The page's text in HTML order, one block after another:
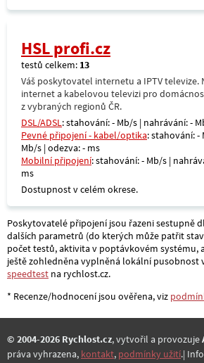
HSL profi.cz
testů celkem: 13
Váš poskytovatel internetu a IPTV televize.
internet a kabelovou televizi pro
z vybraných regionů ČR.
DSL/ADSL: stahování: - Mb/s | nahrávání: -
Pevné připojení - kabel/optika: stahování: -
Mb/s | odezva: - ms
Mobilní připojení: stahování: - Mb/s |
ms
Dostupnost v celém okrese.
Poskytovatelé připojení jsou řazeni sestupně
dalších parametrů (do kterých může patřit
počet testů, aktivita v poptávkovém systému,
ještě zohledněna vyplněná lokální pusobnost
speedtest na rychlost.cz.
* Recenze/hodnocení jsou ověřena, viz
© 2004-2026 Rychlost.cz, vytvořil a provozuje
práva vyhrazena, kontakt, podmínky užití.|